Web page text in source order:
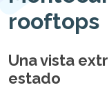
rooftops
Una vista
estado